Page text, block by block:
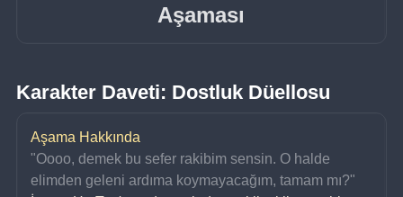
Aşaması
Karakter Daveti: Dostluk Düellosu
Aşama Hakkında
"Oooo, demek bu sefer rakibim sensin. O halde
elimden geleni ardıma koymayacağım, tamam mı?"